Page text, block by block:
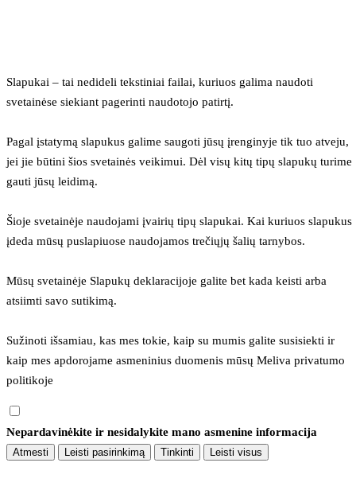
Slapukai – tai nedideli tekstiniai failai, kuriuos galima naudoti
svetainėse siekiant pagerinti naudotojo patirtį.
Pagal įstatymą slapukus galime saugoti jūsų įrenginyje tik tuo atveju,
jei jie būtini šios svetainės veikimui. Dėl visų kitų tipų slapukų turime
gauti jūsų leidimą.
Šioje svetainėje naudojami įvairių tipų slapukai. Kai kuriuos slapukus
įdeda mūsų puslapiuose naudojamos trečiųjų šalių tarnybos.
Mūsų svetainėje Slapukų deklaracijoje galite bet kada keisti arba
atsiimti savo sutikimą.
Sužinoti išsamiau, kas mes tokie, kaip su mumis galite susisiekti ir
kaip mes apdorojame asmeninius duomenis mūsų Meliva privatumo
politikoje
Nepardavinėkite ir nesidalykite mano asmenine informacija
Atmesti Leisti pasirinkimą Tinkinti Leisti visus